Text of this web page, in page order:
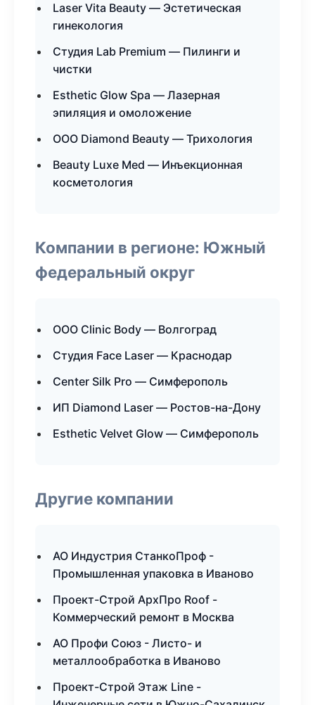
Laser Vita Beauty — Эстетическая
гинекология
Студия Lab Premium — Пилинги и
чистки
Esthetic Glow Spa — Лазерная
эпиляция и омоложение
ООО Diamond Beauty — Трихология
Beauty Luxe Med — Инъекционная
косметология
Компании в регионе: Южный
федеральный округ
ООО Clinic Body — Волгоград
Студия Face Laser — Краснодар
Center Silk Pro — Симферополь
ИП Diamond Laser — Ростов-на-Дону
Esthetic Velvet Glow — Симферополь
Другие компании
АО Индустрия СтанкоПроф -
Промышленная упаковка в Иваново
Проект-Строй АрхПро Roof -
Коммерческий ремонт в Москва
АО Профи Союз - Листо- и
металлообработка в Иваново
Проект-Строй Этаж Line -